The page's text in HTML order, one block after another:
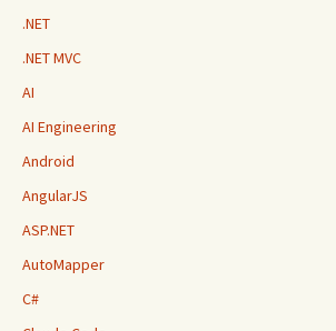
.NET
.NET MVC
AI
AI Engineering
Android
AngularJS
ASP.NET
AutoMapper
C#